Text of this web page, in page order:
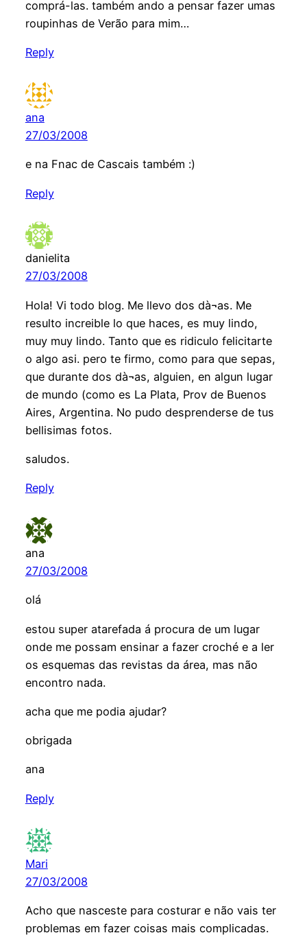
comprá-las. também ando a pensar fazer umas
roupinhas de Verão para mim…
Reply
ana
27/03/2008
e na Fnac de Cascais também :)
Reply
danielita
27/03/2008
Hola! Vi todo blog. Me llevo dos dà¬as. Me
resulto increible lo que haces, es muy lindo,
muy muy lindo. Tanto que es ridiculo felicitarte
o algo asi. pero te firmo, como para que sepas,
que durante dos dà¬as, alguien, en algun lugar
de mundo (como es La Plata, Prov de Buenos
Aires, Argentina. No pudo desprenderse de tus
bellisimas fotos.
saludos.
Reply
ana
27/03/2008
olá
estou super atarefada á procura de um lugar
onde me possam ensinar a fazer croché e a ler
os esquemas das revistas da área, mas não
encontro nada.
acha que me podia ajudar?
obrigada
ana
Reply
Mari
27/03/2008
Acho que nasceste para costurar e não vais ter
problemas em fazer coisas mais complicadas.